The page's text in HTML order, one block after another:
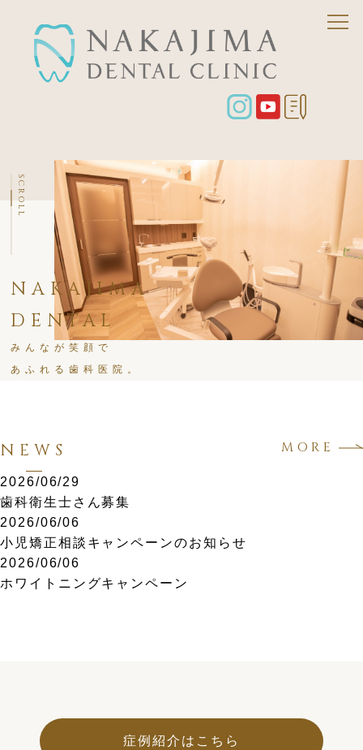
NAKAJIMA
DENTAL
みんなが笑顔で
あふれる歯科医院。
SCROLL
NEWS MORE
2026/06/29
歯科衛生士さん募集
2026/06/06
小児矯正相談キャンペーンのお知らせ
2026/06/06
ホワイトニングキャンペーン
症例紹介はこちら